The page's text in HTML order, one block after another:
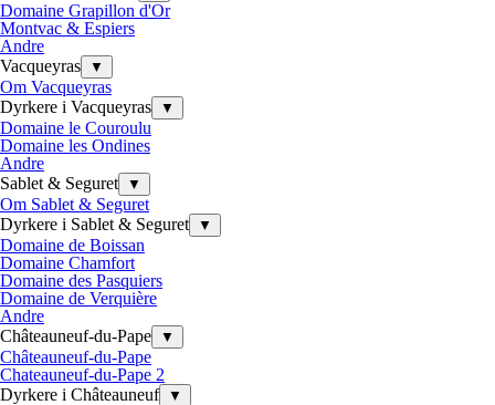
Domaine Grapillon d'Or
Montvac & Espiers
Andre
Vacqueyras
▼
Om Vacqueyras
Dyrkere i Vacqueyras
▼
Domaine le Couroulu
Domaine les Ondines
Andre
Sablet & Seguret
▼
Om Sablet & Seguret
Dyrkere i Sablet & Seguret
▼
Domaine de Boissan
Domaine Chamfort
Domaine des Pasquiers
Domaine de Verquière
Andre
Châteauneuf-du-Pape
▼
Châteauneuf-du-Pape
Chateauneuf-du-Pape 2
Dyrkere i Châteauneuf
▼